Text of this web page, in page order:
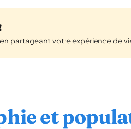
partageant votre expérience de
et